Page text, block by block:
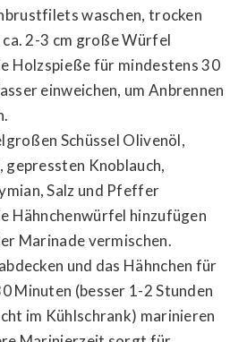
waschen, trocken
2-3 cm große Würfel
Holzspieße für mindestens 30
einweichen, um Anbrennen
Schüssel Olivenöl,
Knoblauch,
Salz und Pfeffer
Hähnchenwürfel hinzufügen
Marinade vermischen.
und das Hähnchen für
Minuten (besser 1-2 Stunden
im Kühlschrank) marinieren